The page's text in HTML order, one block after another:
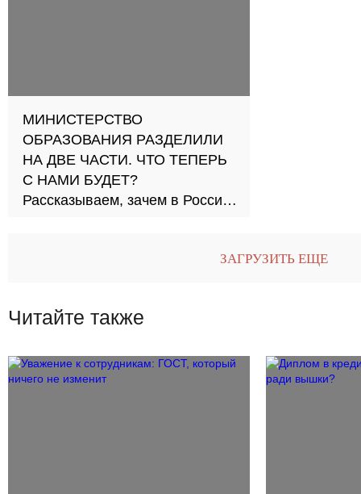
МИНИСТЕРСТВО
ОБРАЗОВАНИЯ РАЗДЕЛИЛИ
НА ДВЕ ЧАСТИ. ЧТО ТЕПЕРЬ
С НАМИ БУДЕТ?
Рассказываем, зачем в России
науки и высшего образования иЗАГРУЗИТЬ ЕЩЕ
Читайте также